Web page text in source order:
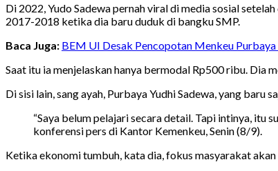
Di 2022, Yudo Sadewa pernah viral di media sosial
2017-2018 ketika dia baru duduk di bangku SMP.
Baca Juga: BEM UI Desak Pencopotan Menkeu
Saat itu ia menjelaskan hanya bermodal Rp500 ribu. Dia
Di sisi lain, sang ayah, Purbaya Yudhi Sadewa, yang
“Saya belum pelajari secara detail. Tapi intinya, itu
konferensi pers di Kantor Kemenkeu, Senin (8/9).
Ketika ekonomi tumbuh, kata dia, fokus masyarakat